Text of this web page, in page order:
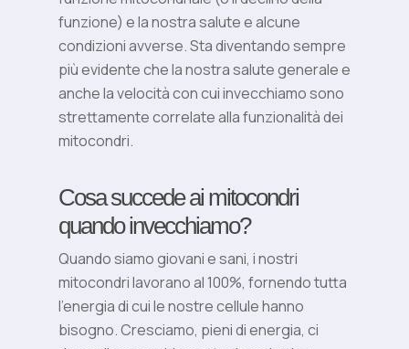
funzione) e la nostra salute e alcune
condizioni avverse. Sta diventando sempre
più evidente che la nostra salute generale e
anche la velocità con cui invecchiamo sono
strettamente correlate alla funzionalità dei
mitocondri.
Cosa succede ai mitocondri
quando invecchiamo?
Quando siamo giovani e sani, i nostri
mitocondri lavorano al 100%, fornendo tutta
l’energia di cui le nostre cellule hanno
bisogno. Cresciamo, pieni di energia, ci